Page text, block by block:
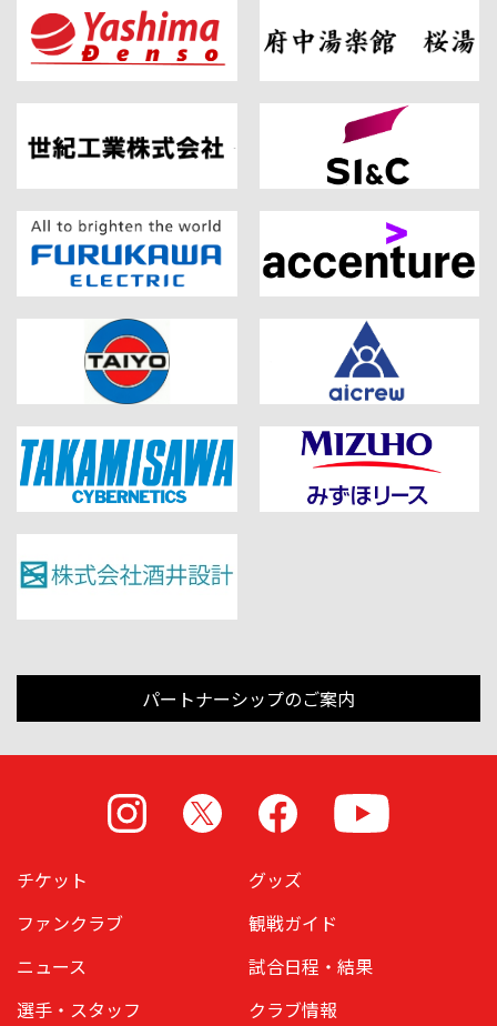
パートナーシップのご案内
Instagram Facebook
チケット
グッズ
ファンクラブ
観戦ガイド
ニュース
試合日程・結果
選手・スタッフ
クラブ情報